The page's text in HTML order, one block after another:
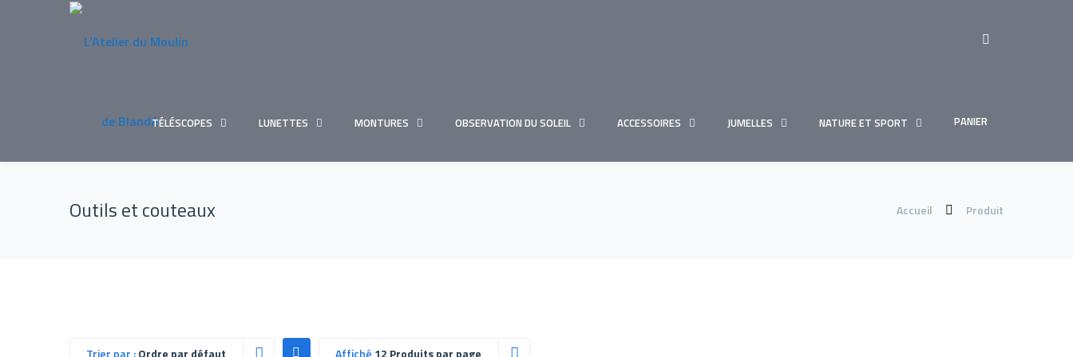
TÉLÉSCOPES LUNETTES MONTURES OBSERVATION DU SOLEIL ACCESSOIRES JUMELLES NATURE ET SPORT PANIER
Outils et couteaux Accueil Produit
Trier par :Ordre par défaut Affiché 12 Produits par page